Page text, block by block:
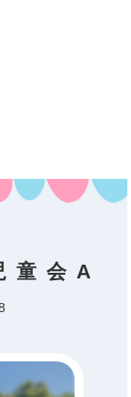
童会A